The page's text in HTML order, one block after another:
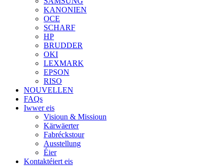
KANONIEN
OCE
SCHARF
HP
BRUDDER
OKI
LEXMARK
EPSON
RISO
NOUVELLEN
FAQs
Iwwer eis
Visioun & Missioun
Kärwäerter
Fabréckstour
Ausstellung
Éier
Kontaktéiert eis